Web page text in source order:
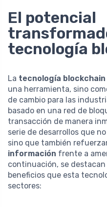
El potencial
tecnología
La tecnología blockchain
una herramienta, sino
de cambio para las
basado en una red de
transacción de manera
serie de desarrollos que
sino que también
información frente a
continuación, se
beneficios que esta
sectores: